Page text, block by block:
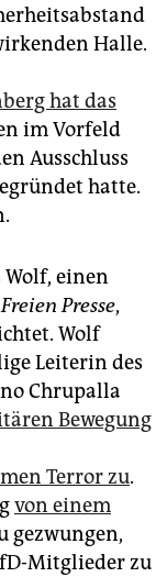
Halle.
hat das
im Vorfeld
Ausschluss
hatte.
Wolf, einen
Freien Presse,
Wolf
Leiterin des
Chrupalla
Bewegung
Terror zu.
von einem
gezwungen,
Mitglieder zu